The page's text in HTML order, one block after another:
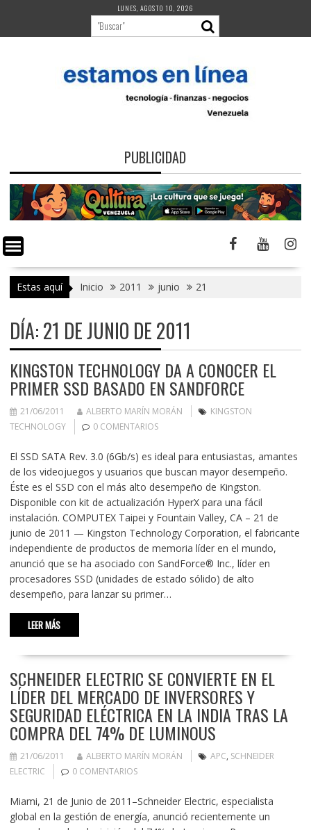
contenido
LUNES, AGOSTO 10, 2026
PUBLICIDAD
Estas aquí Inicio 2011 junio 21
DÍA:21 DE JUNIO DE 2011
KINGSTON TECHNOLOGY DA A CONOCER EL
PRIMER SSD BASADO EN SANDFORCE
21/06/2011 ALBERTO MARÍN MORÁN
KINGSTON
TECHNOLOGY
0 COMENTARIOS
El SSD SATA Rev. 3.0 (6Gb/s) es ideal para entusiastas, amantes
de los videojuegos y usuarios que buscan mayor desempeño.
Éste es el SSD con el más alto desempeño de Kingston.
Disponible con kit de actualización HyperX para una fácil
instalación. COMPUTEX Taipei y Fountain Valley, CA – 21 de
junio de 2011 — Kingston Technology Corporation, el fabricante
independiente de productos de memoria líder en el mundo,
anunció que se ha asociado con SandForce® Inc., líder en
procesadores SSD (unidades de estado sólido) de alto
desempeño, para lanzar su primer…
LEER MÁS
SCHNEIDER ELECTRIC SE CONVIERTE EN EL
LÍDER DEL MERCADO DE INVERSORES Y
SEGURIDAD ELÉCTRICA EN LA INDIA TRAS LA
COMPRA DEL 74% DE LUMINOUS
21/06/2011 ALBERTO MARÍN MORÁN APC, SCHNEIDER
ELECTRIC
0 COMENTARIOS
Miami, 21 de Junio de 2011–Schneider Electric, especialista
global en la gestión de energía, anunció recientemente un